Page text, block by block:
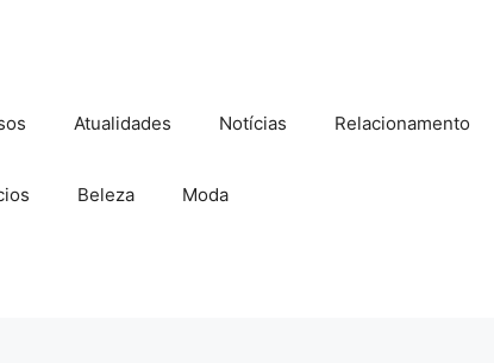
Atualidades Notícias Relacionamento
Beleza Moda